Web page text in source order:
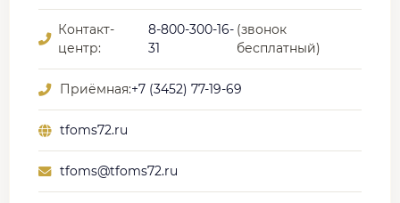
Контакт-
центр:
8-800-300-16-
31
(звонок
бесплатный)
Приёмная:+7 (3452) 77-19-69
tfoms72.ru
tfoms@tfoms72.ru